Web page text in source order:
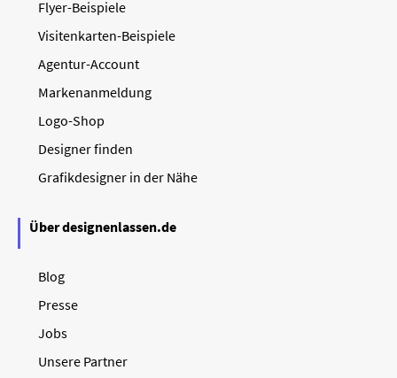
Flyer-Beispiele
Visitenkarten-Beispiele
Agentur-Account
Markenanmeldung
Logo-Shop
Designer finden
Grafikdesigner in der Nähe
Über designenlassen.de
Blog
Presse
Jobs
Unsere Partner